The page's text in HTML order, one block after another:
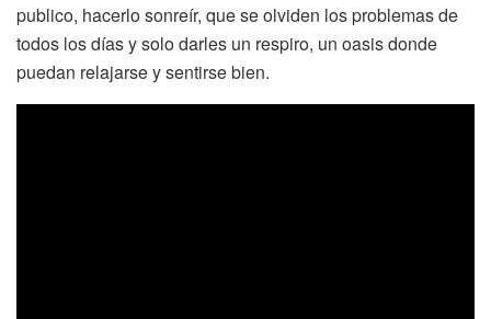
publico, hacerlo sonreír, que se olviden los problemas de
todos los días y solo darles un respiro, un oasis donde
puedan relajarse y sentirse bien.